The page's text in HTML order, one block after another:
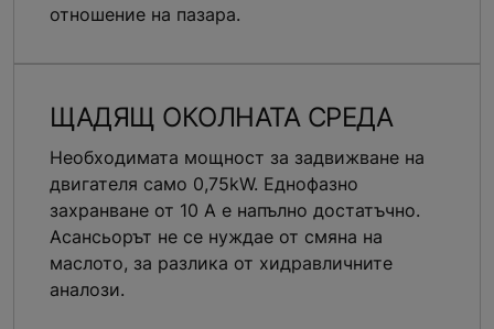
отношение на пазара.
ЩАДЯЩ ОКОЛНАТА СРЕДА
Необходимата мощност за задвижване на
двигателя само 0,75kW. Еднофазно
захранване от 10 A е напълно достатъчно.
Асансьорът не се нуждае от смяна на
маслото, за разлика от хидравличните
аналози.